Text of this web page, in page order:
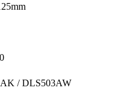
/ DLS503AW